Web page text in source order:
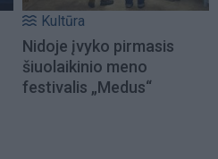
Kultūra
Nidoje įvyko pirmasis
šiuolaikinio meno
festivalis „Medus“